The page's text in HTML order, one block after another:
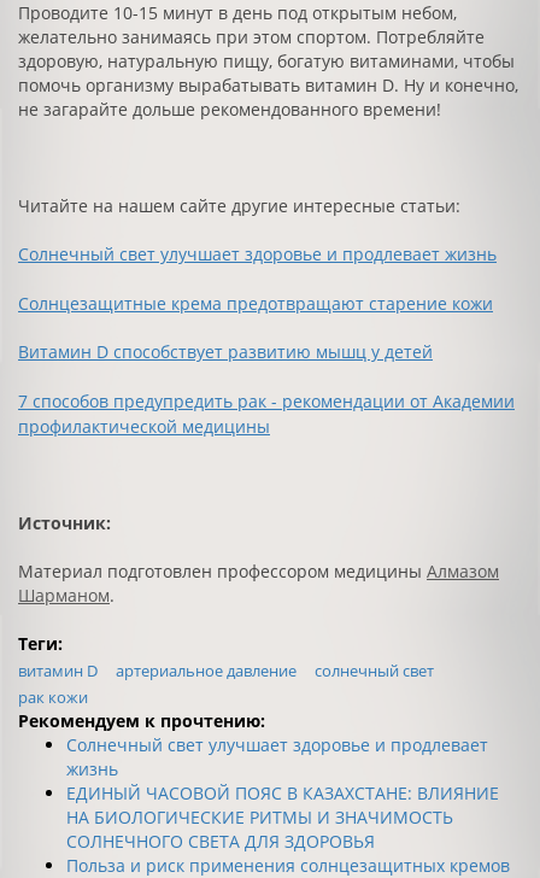
Проводите 10-15 минут в день под открытым небом,
желательно занимаясь при этом спортом. Потребляйте
здоровую, натуральную пищу, богатую витаминами, чтобы
помочь организму вырабатывать витамин D. Ну и конечно,
не загарайте дольше рекомендованного времени!
Читайте на нашем сайте другие интересные статьи:
Солнечный свет улучшает здоровье и продлевает жизнь
Солнцезащитные крема предотвращают старение кожи
Витамин D способствует развитию мышц у детей
7 способов предупредить рак - рекомендации от Академии
профилактической медицины
Источник:
Материал подготовлен профессором медицины Алмазом
Шарманом.
Теги:
витамин D артериальное давление
солнечный свет
рак кожи
Рекомендуем к прочтению:
Солнечный свет улучшает здоровье и продлевает
жизнь
ЕДИНЫЙ ЧАСОВОЙ ПОЯС В КАЗАХСТАНЕ: ВЛИЯНИЕ
НА БИОЛОГИЧЕСКИЕ РИТМЫ И ЗНАЧИМОСТЬ
СОЛНЕЧНОГО СВЕТА ДЛЯ ЗДОРОВЬЯ
Польза и риск применения солнцезащитных кремов